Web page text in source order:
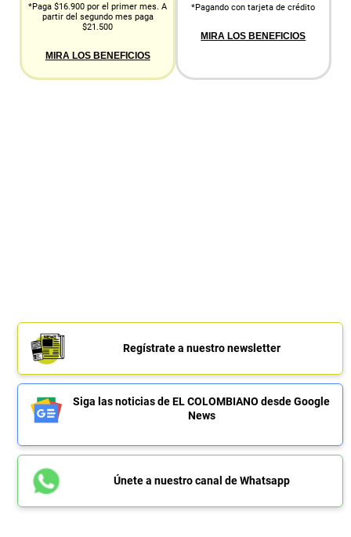
*Paga $16.900 por el primer mes. A
partir del segundo mes paga
$21.500
MIRA LOS BENEFICIOS
*Pagando con tarjeta de crédito
MIRA LOS BENEFICIOS
Regístrate a nuestro newsletter
Siga las noticias de EL COLOMBIANO desde Google
News
Únete a nuestro canal de Whatsapp